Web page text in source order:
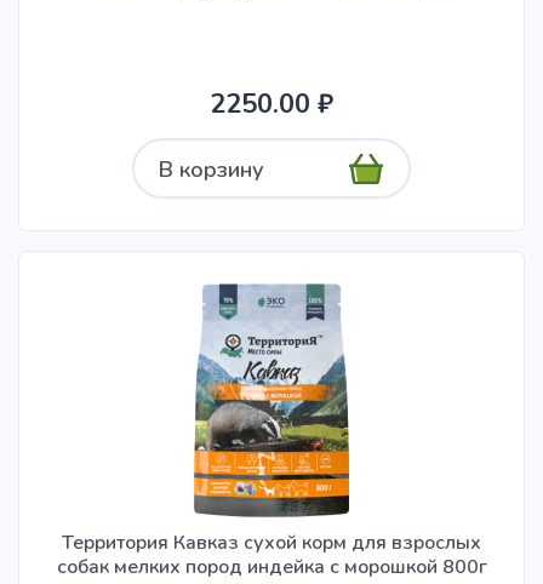
2250.00 ₽
В корзину
Территория Кавказ сухой корм для взрослых
собак мелких пород индейка с морошкой 800г